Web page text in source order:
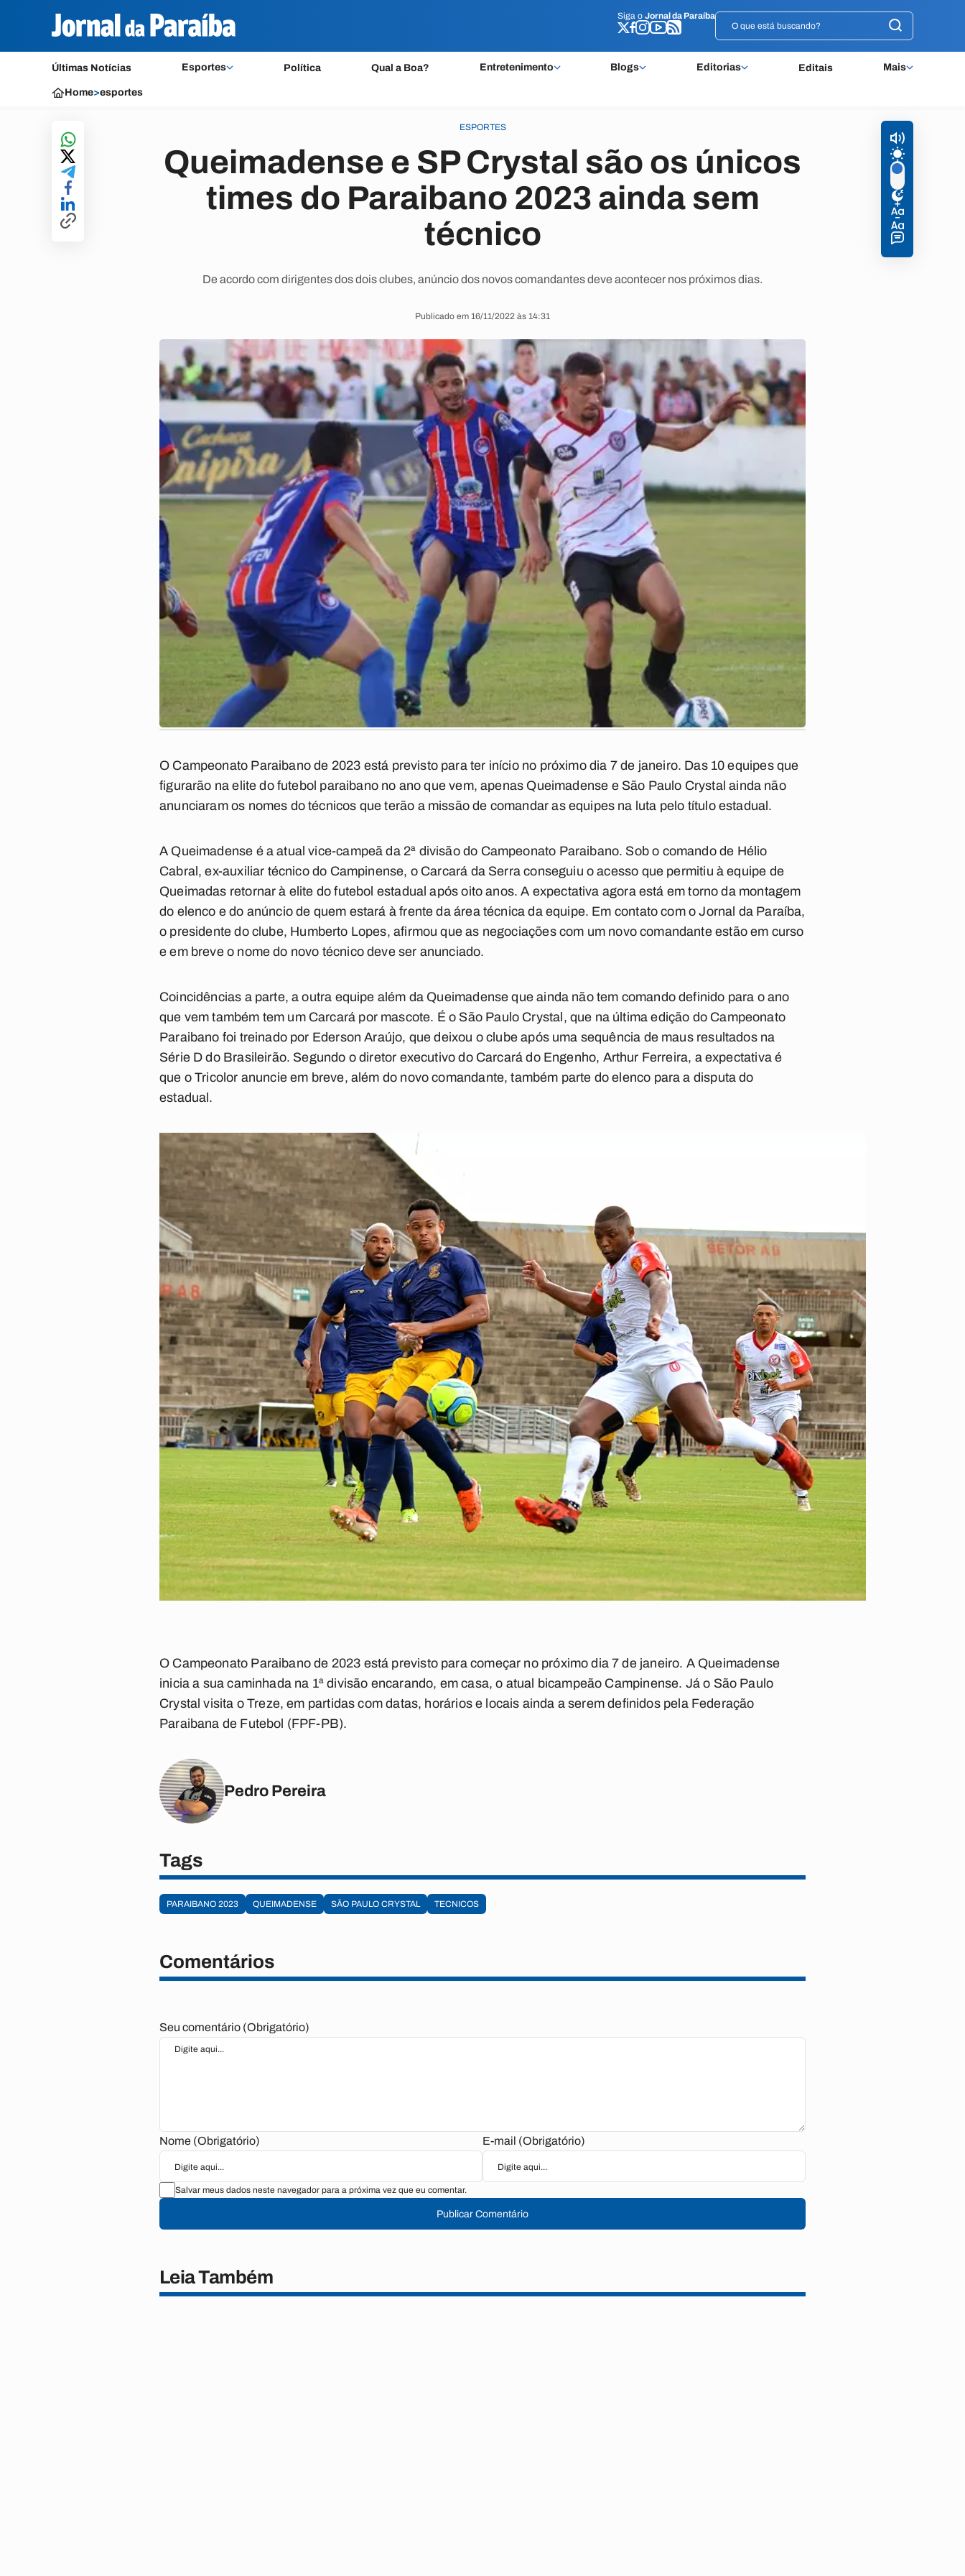
Siga o Jornal da Paraíba
Últimas Notícias Esportes Política Qual a Boa? Entretenimento Blogs Editorias Editais Mais
Siga o Jornal da Paraíba
Home>esportes
ESPORTES
Queimadense e SP Crystal são os únicos
times do Paraibano 2023 ainda sem
técnico
De acordo com dirigentes dos dois clubes, anúncio dos novos comandantes deve acontecer nos próximos dias.
Publicado em 16/11/2022 às 14:31
O Campeonato Paraibano de 2023 está previsto para ter início no próximo dia 7 de janeiro. Das 10 equipes que
figurarão na elite do futebol paraibano no ano que vem, apenas Queimadense e São Paulo Crystalainda não
anunciaram os nomes do técnicos que terão a missão de comandar as equipes na luta pelo título estadual.
A Queimadense é a atual vice-campeã da 2ª divisão do Campeonato Paraibano. Sob o comando de Hélio
Cabral, ex-auxiliar técnico do Campinense, o Carcará da Serra conseguiu o acesso que permitiu à equipe de
Queimadas retornar à elite do futebol estadual após oito anos. A expectativa agora está em torno da montagem
do elenco e do anúncio de quem estará à frente da área técnica da equipe. Em contato com oJornal da Paraíba,
o presidente do clube, Humberto Lopes, afirmou que as negociações com um novo comandante estão em curso
e em breve o nome do novo técnico deve ser anunciado.
Coincidências a parte, a outra equipe além da Queimadense que ainda não tem comando definido para o ano
que vem também tem um Carcará por mascote. É o São Paulo Crystal, que na última edição do Campeonato
Paraibano foi treinado por Ederson Araújo, que deixou o clube após uma sequência de maus resultados na
Série D do Brasileirão. Segundo o diretor executivo do Carcará do Engenho, Arthur Ferreira, a expectativa é
que o Tricolor anuncie em breve, além do novo comandante, também parte do elenco para a disputa do
estadual.
O Campeonato Paraibano de 2023 está previsto para começar no próximo dia 7 de janeiro. A Queimadense
inicia a sua caminhada na 1ª divisão encarando, em casa, o atual bicampeão Campinense. Já o São Paulo
Crystal visita o Treze, em partidas com datas, horários e locais ainda a serem definidos pela Federação
Paraibana de Futebol (FPF-PB).
Pedro Pereira
Tags
PARAIBANO 2023 QUEIMADENSE SÃO PAULO CRYSTAL TECNICOS
Comentários
Seu comentário (Obrigatório)
Nome (Obrigatório) E-mail (Obrigatório)
Salvar meus dados neste navegador para a próxima vez que eu comentar.
Publicar Comentário
Leia Também